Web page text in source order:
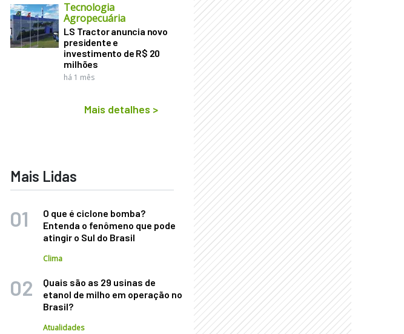
Tecnologia
Agropecuária
LS Tractor anuncia novo
presidente e
investimento de R$ 20
milhões
há 1 mês
Mais detalhes >
Mais Lidas
O que é ciclone bomba?
Entenda o fenômeno que pode
atingir o Sul do Brasil
Clima
Quais são as 29 usinas de
etanol de milho em operação no
Brasil?
Atualidades